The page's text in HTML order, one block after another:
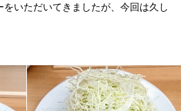
いただいてきましたが、今回は久し